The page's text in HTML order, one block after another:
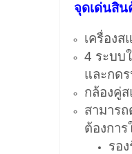
จุดเด่นสิน
เครื่อง
4 ระบบ
และกด
กล้องคู่
สามาร
ต้องกา
รอ